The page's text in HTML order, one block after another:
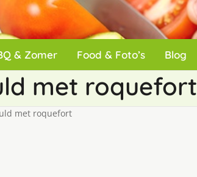
& Zomer Food & Foto’s Blog
met roquefort
met roquefort